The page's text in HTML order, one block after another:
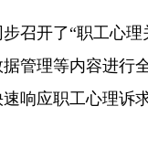
召开了“职工心理
管理等内容进行
响应职工心理诉